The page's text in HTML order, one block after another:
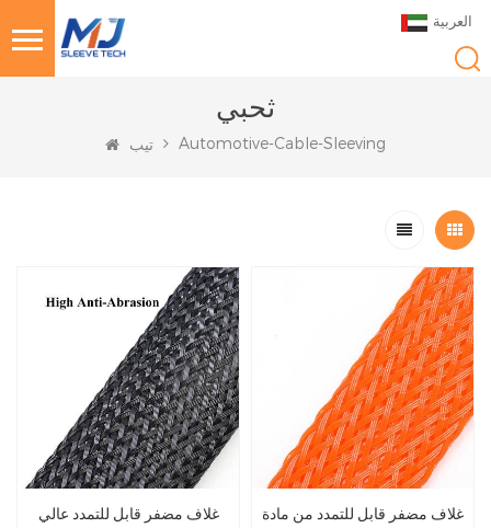
العربية
ثحبي
تيب Automotive-Cable-Sleeving
غلاف مضفر قابل للتمدد عالي
غلاف مضفر قابل للتمدد من مادة